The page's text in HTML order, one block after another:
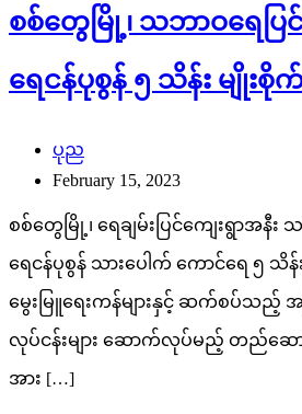
စစ်တွေမြို့၊ သဘာဝရေပ
ရေငန်ပုစွန် ၅ သိန်း မျိုး
ပုည
February 15, 2023
စစ်တွေမြို့၊ ရေချမ်းပြင်ကျေးရွာအနီ
ရေငန်ပုစွန် သားပေါက် ကောင်ရေ ၅
မွေးမြူရေးကန်များနှင့် ဆက်စပ်သည့်
လုပ်ငန်းများ ဆောက်လုပ်မည့် တည်ဆော
အား […]